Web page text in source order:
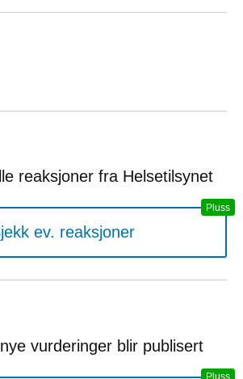
reaksjoner fra Helsetilsynet
ev. reaksjoner
vurderinger blir publisert